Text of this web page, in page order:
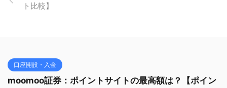
ト比較】
口座開設・入金
moomoo証券：ポイントサイトの最高額は？【ポイン